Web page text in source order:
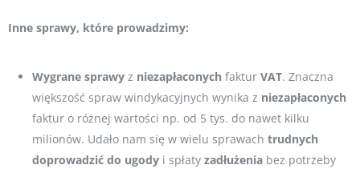
Inne sprawy, które prowadzimy:
Wygrane sprawy z niezapłaconych faktur VAT. Znaczna
większość spraw windykacyjnych wynika z niezapłaconych
faktur o różnej wartości np. od 5 tys. do nawet kilku
milionów. Udało nam się w wielu sprawach trudnych
doprowadzić do ugody i spłaty zadłużenia bez potrzeby